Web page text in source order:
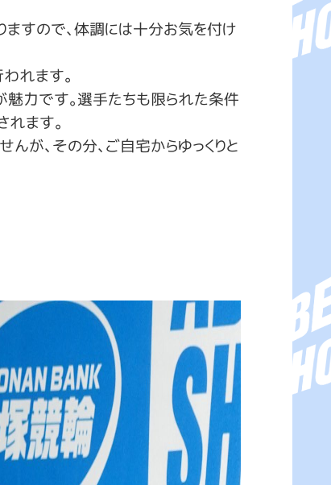
ますので、体調には十分お気を付け
れます。
魅力です。選手たちも限られた条件
ます。
が、その分、ご自宅からゆっくりと